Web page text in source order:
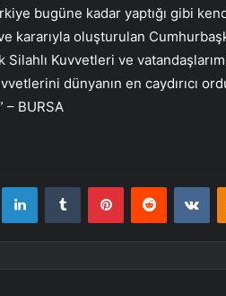
bugüne kadar yaptığı gibi
kararıyla oluşturulan
Kuvvetleri ve
dünyanın en caydırıcı
BURSA
LinkedInTumblr PinterestReddit